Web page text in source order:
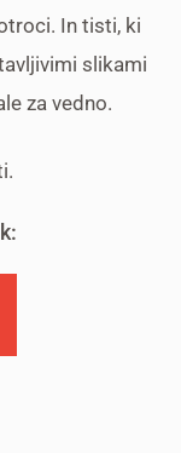
In tisti, ki
slikami
za vedno.